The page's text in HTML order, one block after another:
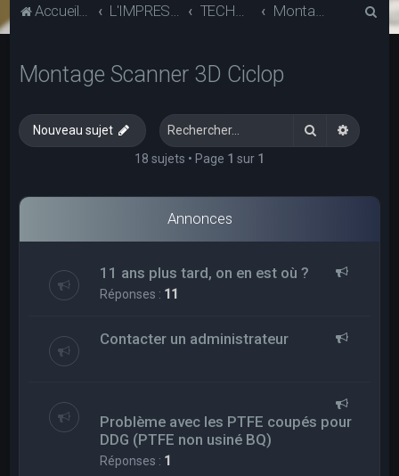
Accueil du forum L'IMPRESSION 3D TECHNIQUE Montage Scanner 3D Ciclop
Montage Scanner 3D Ciclop
Nouveau sujet Rechercher
18 sujets • Page 1 sur 1
Annonces
11 ans plus tard, on en est où ?
Réponses : 11
Contacter un administrateur
Problème avec les PTFE coupés pour
DDG (PTFE non usiné BQ)
Réponses : 1